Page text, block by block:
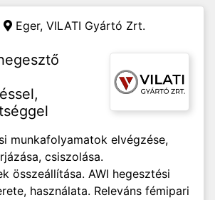
Eger, VILATI Gyártó Zrt.
munkafolyamatok elvégzése,
csiszolása.
összeállítása. AWI hegesztési
használata. Releváns fémipari